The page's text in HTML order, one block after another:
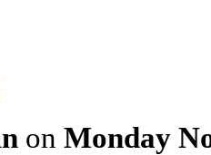
on Monday